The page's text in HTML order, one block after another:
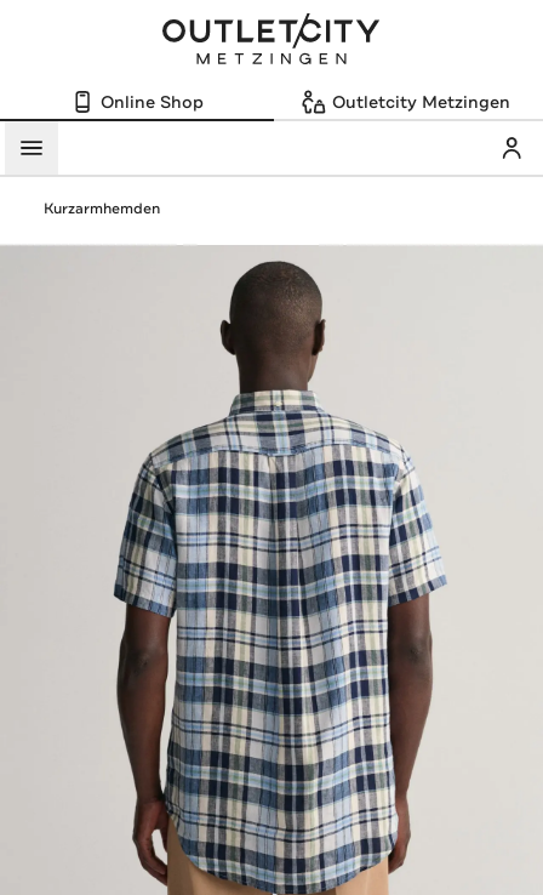
Online Shop Outletcity Metzingen
Menü
Kurzarmhemden